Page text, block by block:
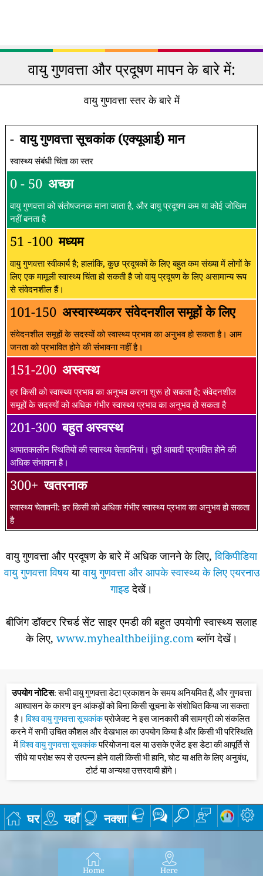
वायु गुणवत्ता और प्रदूषण मापन के बारे में:
वायु गुणवत्ता स्तर के बारे में
- वायु गुणवत्ता सूचकांक (एक्यूआई) मान
स्वास्थ्य संबंधी चिंता का स्तर
0 - 50 अच्छा
वायु गुणवत्ता को संतोषजनक माना जाता है, और वायु प्रदूषण कम या कोई जोखिम
नहीं बनता है
51 -100 मध्यम
वायु गुणवत्ता स्वीकार्य है; हालांकि, कुछ प्रदूषकों के लिए बहुत कम संख्या में लोगों के
लिए एक मामूली स्वास्थ्य चिंता हो सकती है जो वायु प्रदूषण के लिए असामान्य रूप
से संवेदनशील हैं।
101-150 अस्वास्थ्यकर संवेदनशील समूहों के लिए
संवेदनशील समूहों के सदस्यों को स्वास्थ्य प्रभाव का अनुभव हो सकता है। आम
जनता को प्रभावित होने की संभावना नहीं है।
151-200 अस्वस्थ
हर किसी को स्वास्थ्य प्रभाव का अनुभव करना शुरू हो सकता है; संवेदनशील
समूहों के सदस्यों को अधिक गंभीर स्वास्थ्य प्रभाव का अनुभव हो सकता है
201-300 बहुत अस्वस्थ
आपातकालीन स्थितियों की स्वास्थ्य चेतावनियां। पूरी आबादी प्रभावित होने की
अधिक संभावना है।
300+ खतरनाक
स्वास्थ्य चेतावनी: हर किसी को अधिक गंभीर स्वास्थ्य प्रभाव का अनुभव हो सकता
है
वायु गुणवत्ता और प्रदूषण के बारे में अधिक जानने के लिए,विकिपीडिया
वायु गुणवत्ता विषययावायु गुणवत्ता और आपके स्वास्थ्य के लिए एयरनाउ
गाइडदेखें।
बीजिंग डॉक्टर रिचर्ड सेंट साइर एमडी की बहुत उपयोगी स्वास्थ्य सलाह
के लिए, www.myhealthbeijing.comब्लॉग देखें।
उपयोग नोटिस: सभी वायु गुणवत्ता डेटा प्रकाशन के समय अनियमित हैं, और गुणवत्ता
आश्वासन के कारण इन आंकड़ों को बिना किसी सूचना के संशोधित किया जा सकता
है।विश्व वायु गुणवत्ता सूचकांकप्रोजेक्ट ने इस जानकारी की सामग्री को संकलित
करने में सभी उचित कौशल और देखभाल का उपयोग किया है और किसी भी परिस्थिति
मेंविश्व वायु गुणवत्ता सूचकांकपरियोजना दल या उसके एजेंट इस डेटा की आपूर्ति से
सीधे या परोक्ष रूप से उत्पन्न होने वाली किसी भी हानि, चोट या क्षति के लिए अनुबंध,
टोर्ट या अन्यथा उत्तरदायी होंगे।
घर यहाँ नक्शा
Home Here